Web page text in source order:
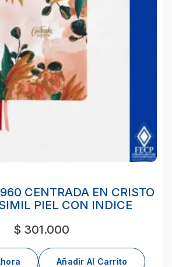
CENTRADA EN CRISTO
PIEL CON INDICE
$ 301.000
Añadir Al Carrito